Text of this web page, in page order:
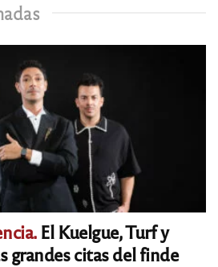
El Kuelgue, Turf y
grandes citas del finde